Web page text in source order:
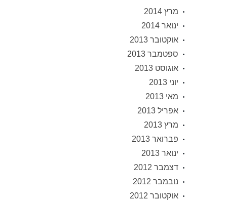
מרץ 2014
ינואר 2014
אוקטובר 2013
ספטמבר 2013
אוגוסט 2013
יוני 2013
מאי 2013
אפריל 2013
מרץ 2013
פברואר 2013
ינואר 2013
דצמבר 2012
נובמבר 2012
אוקטובר 2012